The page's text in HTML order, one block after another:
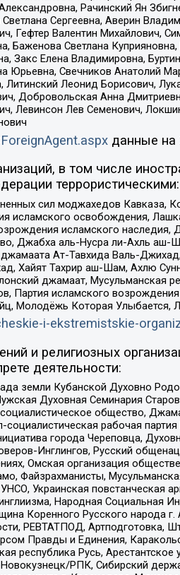
Рачинский Ян
Сергеевна, Аверин
Гефтер Валентин Михайлович,
Баженова Светлана
Закс Елена Владимировна,
Юрьевна, Свечников Анатолий
Литинский Леонид Борисович,
Добровольская Анна
Левинсон Лев Семенович,
данные на
в том числе
террористическими:
сил моджахедов Кавказа,
исламского освобождения,
исламского
Джабха аль-Нусра ли-Ахль
Ат-Тавхида Валь-
Хайят Тахрир аш-Шам, Ахлю
джамаат, Мусульманская
Партия исламского
Молодёжь Которая Улыбается,
i-ekstremistskie-
и религиозных
деятельности:
земли Кубанской Духовно
Духовная Семинария
общество,
рабочая
города Череповца,
Инглингов, Русский
Омская организация
Файзрахманисты,
Украинская повстанческая
Народная Социальная
Коренного Русского народа
РЕВТАТПОД,
Правды и Единения,
республика Русь,
Новокузнецк/РПК, Сибирский